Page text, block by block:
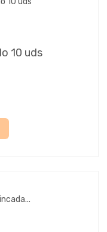
10 uds